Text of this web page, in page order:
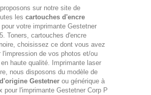
sur notre site de
les cartouches d'encre
votre imprimante Gestetner
Toners, cartouches d'encre
choisissez ce dont vous avez
l'impression de vos photos et/ou
haute qualité. Imprimante laser
nous disposons du modèle de
Gestetner ou générique à
pour l'imprimante Gestetner Corp P